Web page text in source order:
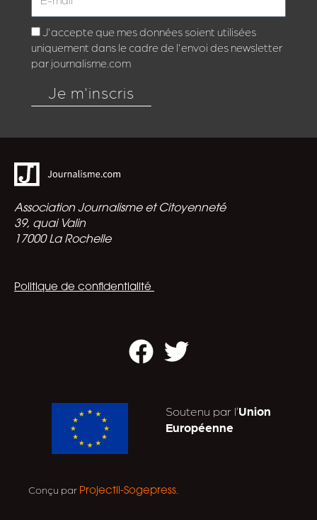
J'accepte que mes données soient utilisées
uniquement dans le cadre de l'envoi des newsletter
par journalisme.com
Je m'inscris
Association Journalisme et Citoyenneté
39, quai Valin
17000 La Rochelle
Politique de confidentialité
Facebook
Twitter
Soutenu par l’Union
Européenne
Conçu par Projectil-Sogepress